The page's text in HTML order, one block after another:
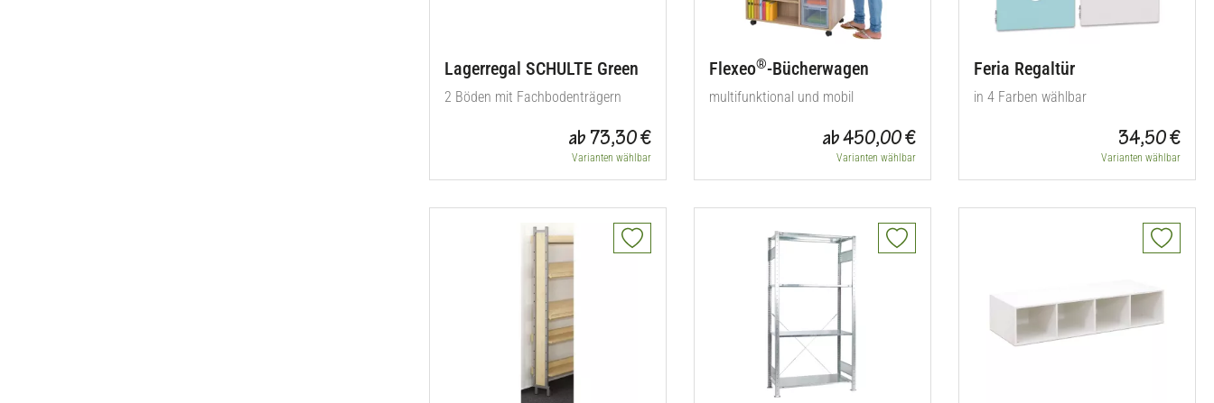
Lagerregal SCHULTE Green
2 Böden mit Fachbodenträgern
ab 73,30 €
Varianten wählbar
Flexeo®-Bücherwagen
multifunktional und mobil
ab 450,00 €
Varianten wählbar
Feria Regaltür
in 4 Farben wählbar
34,50 €
Varianten wählbar